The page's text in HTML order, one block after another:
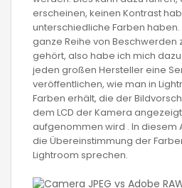
erscheinen, keinen Kontrast
unterschiedliche Farben
ganze Reihe von Beschwerden
gehört, also habe ich mich
jeden großen Hersteller eine
veröffentlichen, wie man in
Farben erhält, die der
dem LCD der Kamera
aufgenommen wird . In diesem
die Übereinstimmung der
Lightroom sprechen.